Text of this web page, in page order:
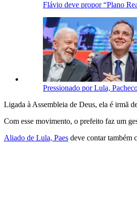
Flávio deve propor “Plano
Pressionado por Lula,
Ligada à Assembleia de Deus, ela é irmã
Com esse movimento, o prefeito faz um
Aliado de Lula, Paes deve contar também